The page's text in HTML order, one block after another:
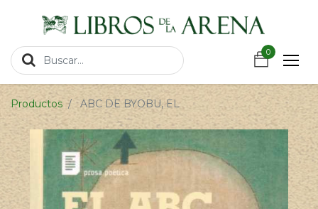
0
0
Productos ABC DE BYOBU, EL